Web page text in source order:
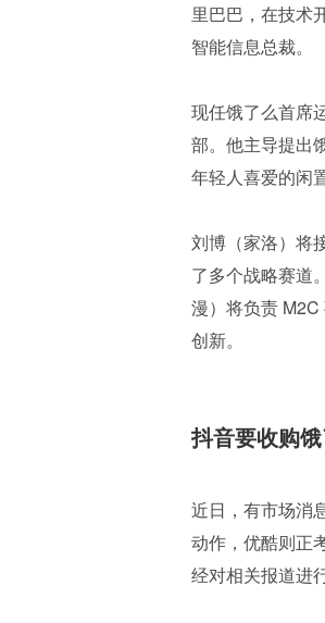
里巴巴，在技术
智能信息总裁。
现任饿了么首席
部。他主导提出
年轻人喜爱的闲
刘博（家洛）将
了多个战略赛道
漫）将负责
创新。
抖音要收购
近日，有市场消
动作，优酷则正
经对相关报道进